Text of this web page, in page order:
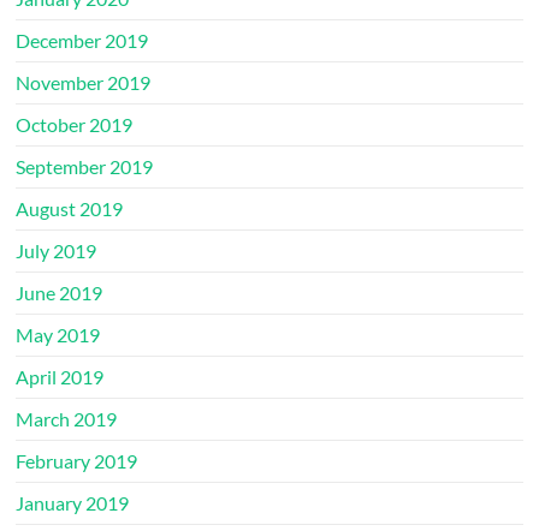
December 2019
November 2019
October 2019
September 2019
August 2019
July 2019
June 2019
May 2019
April 2019
March 2019
February 2019
January 2019